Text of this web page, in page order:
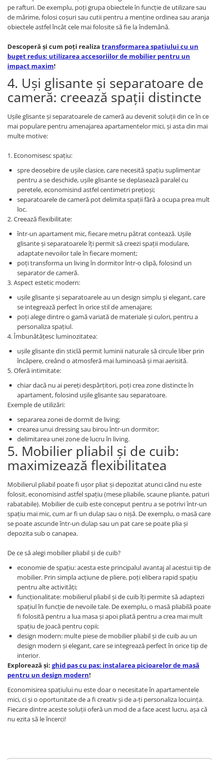
pe rafturi. De exemplu, poți grupa obiectele în funcție de utilizare sau
de mărime, folosi coșuri sau cutii pentru a menține ordinea sau aranja
obiectele astfel încât cele mai folosite să fie la îndemână.
Descoperă și cum poți realiza transformarea spațiului cu un
buget redus: utilizarea accesoriilor de mobilier pentru un
impact maxim!
4. Uși glisante și separatoare de
cameră: creează spații distincte
Ușile glisante și separatoarele de cameră au devenit soluții din ce în ce
mai populare pentru amenajarea apartamentelor mici, și asta din mai
multe motive:
1. Economisesc spațiu:
spre deosebire de ușile clasice, care necesită spațiu suplimentar
pentru a se deschide, ușile glisante se deplasează paralel cu
peretele, economisind astfel centimetri prețioși;
separatoarele de cameră pot delimita spații fără a ocupa prea mult
loc.
2. Creează flexibilitate:
într-un apartament mic, fiecare metru pătrat contează. Ușile
glisante și separatoarele îți permit să creezi spații modulare,
adaptate nevoilor tale în fiecare moment;
poți transforma un living în dormitor într-o clipă, folosind un
separator de cameră.
3. Aspect estetic modern:
ușile glisante și separatoarele au un design simplu și elegant, care
se integrează perfect în orice stil de amenajare;
poți alege dintre o gamă variată de materiale și culori, pentru a
personaliza spațiul.
4. Îmbunătățesc luminozitatea:
ușile glisante din sticlă permit luminii naturale să circule liber prin
încăpere, creând o atmosferă mai luminoasă și mai aerisită.
5. Oferă intimitate:
chiar dacă nu ai pereți despărțitori, poți crea zone distincte în
apartament, folosind ușile glisante sau separatoare.
Exemple de utilizări:
separarea zonei de dormit de living;
crearea unui dressing sau birou într-un dormitor;
delimitarea unei zone de lucru în living.
5. Mobilier pliabil și de cuib:
maximizează flexibilitatea
Mobilierul pliabil poate fi ușor pliat și depozitat atunci când nu este
folosit, economisind astfel spațiu (mese pliabile, scaune pliante, paturi
rabatabile). Mobilier de cuib este conceput pentru a se potrivi într-un
spațiu mai mic, cum ar fi un dulap sau o nișă. De exemplu, o masă care
se poate ascunde într-un dulap sau un pat care se poate plia și
depozita sub o canapea.
De ce să alegi mobilier pliabil și de cuib?
economie de spațiu: acesta este principalul avantaj al acestui tip de
mobilier. Prin simpla acțiune de pliere, poți elibera rapid spațiu
pentru alte activități;
funcționalitate: mobilierul pliabil și de cuib îți permite să adaptezi
spațiul în funcție de nevoile tale. De exemplu, o masă pliabilă poate
fi folosită pentru a lua masa și apoi pliată pentru a crea mai mult
spațiu de joacă pentru copii;
design modern: multe piese de mobilier pliabil și de cuib au un
design modern și elegant, care se integrează perfect în orice tip de
interior.
Explorează și: ghid pas cu pas: instalarea picioarelor de masă
pentru un design modern!
Economisirea spațiului nu este doar o necesitate în apartamentele
mici, ci și o oportunitate de a fi creativ și de a-ți personaliza locuința.
Fiecare dintre aceste soluții oferă un mod de a face acest lucru, așa că
nu ezita să le încerci!